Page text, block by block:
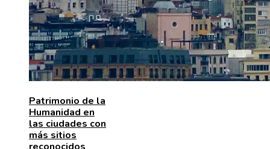
Patrimonio de la
Humanidad en
las ciudades con
más sitios